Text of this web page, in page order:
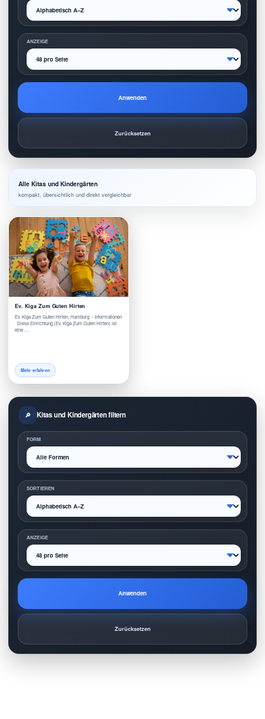
ANZEIGE
Anwenden
Zurücksetzen
Alle Kitas und Kindergärten
kompakt, übersichtlich und direkt vergleichbar
Ev. Kiga Zum Guten Hirten
Ev. Kiga Zum Guten Hirten, Hamburg - Informationen
Diese Einrichtung (Ev. Kiga Zum Guten Hirten) ist
eine …
Mehr erfahren
Kitas und Kindergärten filtern
FORM
SORTIEREN
ANZEIGE
Anwenden
Zurücksetzen